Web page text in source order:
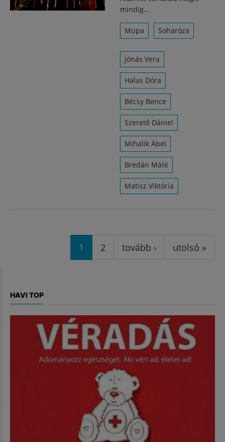
mindig…
Müpa Soharóza
Jónás Vera
Halas Dóra
Bécsy Bence
Szerető Dániel
Mihalik Ábel
Bredán Máté
Matisz Viktória
1 2 tovább › utolsó »
HAVI TOP